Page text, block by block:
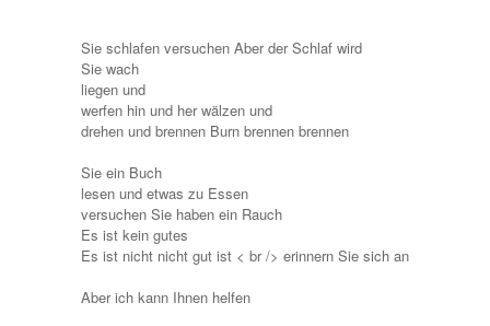
Sie schlafen versuchen Aber der Schlaf wird
Sie wach
liegen und
werfen hin und her wälzen und
drehen und brennen Burn brennen brennen
Sie ein Buch
lesen und etwas zu Essen
versuchen Sie haben ein Rauch
Es ist kein gutes
Es ist nicht nicht gut ist < br /> erinnern Sie sich an
Aber ich kann Ihnen helfen